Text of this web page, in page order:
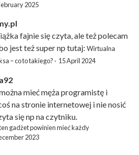
2025
fajnie się czyta, ale też polecam
jest też super np tutaj: Wirtualna
– co to takiego? · 15 April 2024
mieć męża programistę i
na stronie internetowej i nie nosić
się np na czytniku.
gadżet powinien mieć każdy
2023